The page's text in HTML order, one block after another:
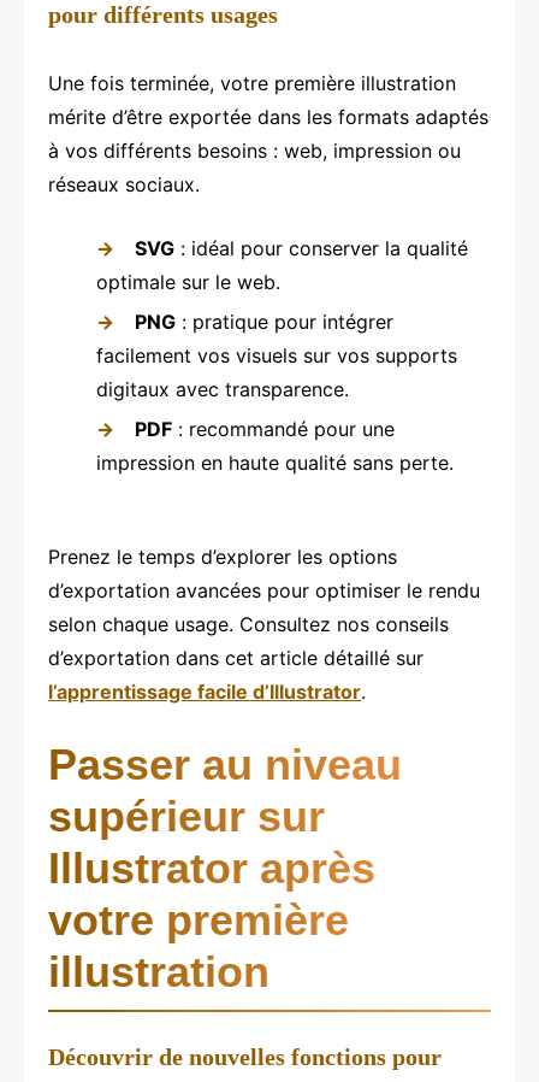
pour différents usages
Une fois terminée, votre première illustration
mérite d’être exportée dans les formats adaptés
à vos différents besoins : web, impression ou
réseaux sociaux.
SVG : idéal pour conserver la qualité
optimale sur le web.
PNG : pratique pour intégrer
facilement vos visuels sur vos supports
digitaux avec transparence.
PDF : recommandé pour une
impression en haute qualité sans perte.
Prenez le temps d’explorer les options
d’exportation avancées pour optimiser le rendu
selon chaque usage. Consultez nos conseils
d’exportation dans cet article détaillé sur
l’apprentissage facile d’Illustrator.
Passer au niveau
supérieur sur
Illustrator après
votre première
illustration
Découvrir de nouvelles fonctions pour